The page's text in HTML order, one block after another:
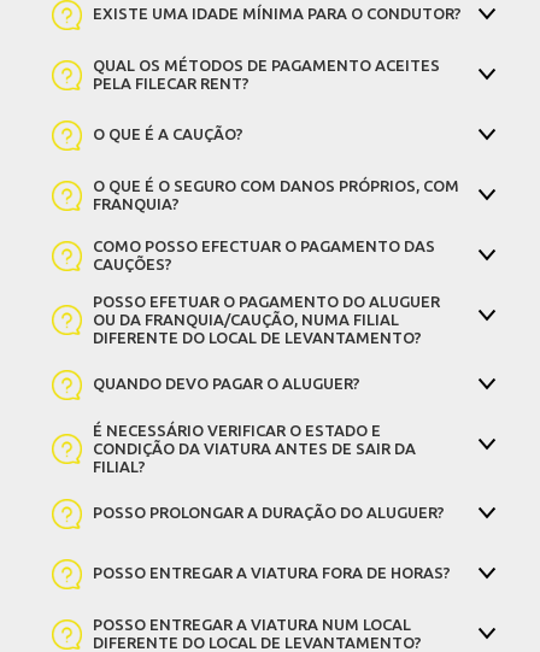
EXISTE UMA IDADE MÍNIMA PARA O CONDUTOR?
QUAL OS MÉTODOS DE PAGAMENTO ACEITES
PELA FILECAR RENT?
O QUE É A CAUÇÃO?
O QUE É O SEGURO COM DANOS PRÓPRIOS, COM
FRANQUIA?
COMO POSSO EFECTUAR O PAGAMENTO DAS
CAUÇÕES?
POSSO EFETUAR O PAGAMENTO DO ALUGUER
OU DA FRANQUIA/CAUÇÃO, NUMA FILIAL
DIFERENTE DO LOCAL DE LEVANTAMENTO?
QUANDO DEVO PAGAR O ALUGUER?
É NECESSÁRIO VERIFICAR O ESTADO E
CONDIÇÃO DA VIATURA ANTES DE SAIR DA
FILIAL?
POSSO PROLONGAR A DURAÇÃO DO ALUGUER?
POSSO ENTREGAR A VIATURA FORA DE HORAS?
POSSO ENTREGAR A VIATURA NUM LOCAL
DIFERENTE DO LOCAL DE LEVANTAMENTO?